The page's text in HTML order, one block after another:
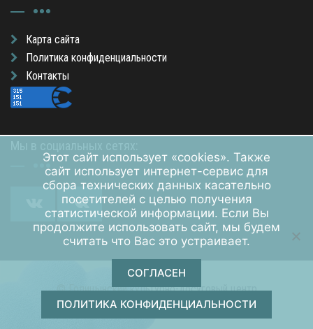
Карта сайта
Политика конфиденциальности
Контакты
© Голицынский культурно-досуговый центр
Обслуживание и хостинг сайта — "RED COMPANY"
Этот сайт использует «cookies». Также
сайт использует интернет-сервис для
сбора технических данных касательно
посетителей с целью получения
статистической информации. Если Вы
продолжите использовать сайт, мы будем
считать что Вас это устраивает.
СОГЛАСЕН
ПОЛИТИКА КОНФИДЕНЦИАЛЬНОСТИ